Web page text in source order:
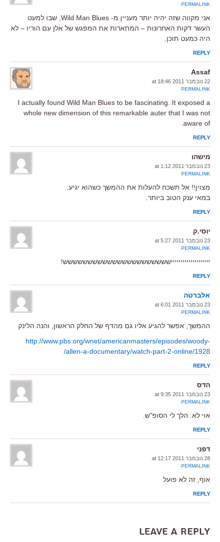
PERMALINK
אני מקווה שזה יהיה יותר מעניין מ- Wild Man Blues, שבו למעט
העשר דקות האחרונות – המתארות את המפגש של אלן עם הוריו – לא
היה כמעט תוכן.
REPLY
Assaf
22 נובמבר 2011 at 18:46
PERMALINK
I actually found Wild Man Blues to be fascinating. It exposed a
whole new dimension of this remarkable auter that I was not
aware of.
REPLY
מישהו
23 נובמבר 2011 at 1:12
PERMALINK
מצוין!! אל תשכח להעלות את ההמשך כשהוא יגיע.
במאי ענק הטוב ביותר.
REPLY
יוסי.ק
23 נובמבר 2011 at 5:27
PERMALINK
יייייייייייייייייייישששששששששששששששששששששש!
REPLY
אלברטה
23 נובמבר 2011 at 6:01
PERMALINK
ההמשך, אפשר להגיע אליו גם מהדף של החלק הראשון, והנה הלינק
http://www.pbs.org/wnet/americanmasters/episodes/woody-
allen-a-documentary/watch-part-2-online/1928/
REPLY
הדס
23 נובמבר 2011 at 9:35
PERMALINK
אוי לא. הלך לי הסופ"ש.
REPLY
דפני
28 נובמבר 2011 at 12:17
PERMALINK
אוף, זה לא פועל
REPLY
Leave a Reply